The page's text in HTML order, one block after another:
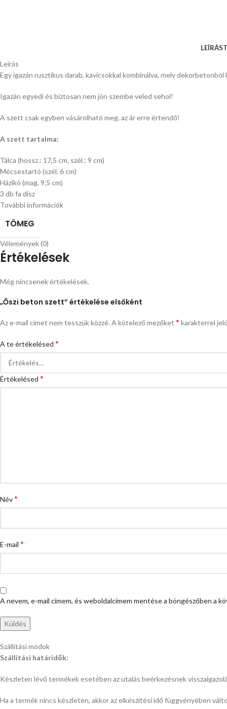
LEÍRÁS
Leírás
Egy igazán rusztikus darab, kavicsokkal kombinálva, mely dekorbetonból
Igazán egyedi és biztosan nem jön szembe veled sehol!
A szett csak egyben vásárolható meg, az ár erre értendő!
A szett tartalma:
Tálca (hossz.: 17,5 cm, szél.: 9 cm)
Mécsestartó (szél. 6 cm)
Házikó (mag, 9,5 cm)
3 db fa dísz
További információk
TÖMEG
Vélemények (0)
Értékelések
Még nincsenek értékelések.
„Őszi beton szett” értékelése elsőként
Az e-mail címet nem tesszük közzé. A kötelező mezőket * karakterrel
A te értékelésed *
Értékelésed *
Név*
E-mail *
A nevem, e-mail címem, és weboldalcímem mentése a böngészőben a
Szállítási módok
Szállítási határidők:
Készleten lévő termékek esetében az utalás beérkezésnek
Ha a termék nincs készleten, akkor az elkészítési idő függvényében